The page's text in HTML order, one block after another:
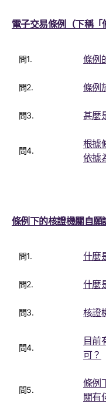
電子交易條例（下稱「
問1. 條例
問2. 條例
問3. 甚麼
問4.
根據
依據
條例下的核證機關自願
問1. 什麼
問2. 什麼
問3. 核證
問4.
目前
可？
問5.
條例
關有